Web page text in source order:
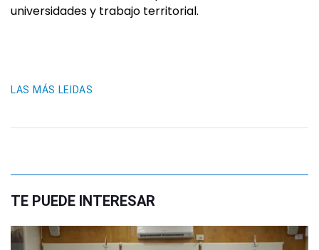
universidades y trabajo territorial.
LAS MÁS LEIDAS
TE PUEDE INTERESAR